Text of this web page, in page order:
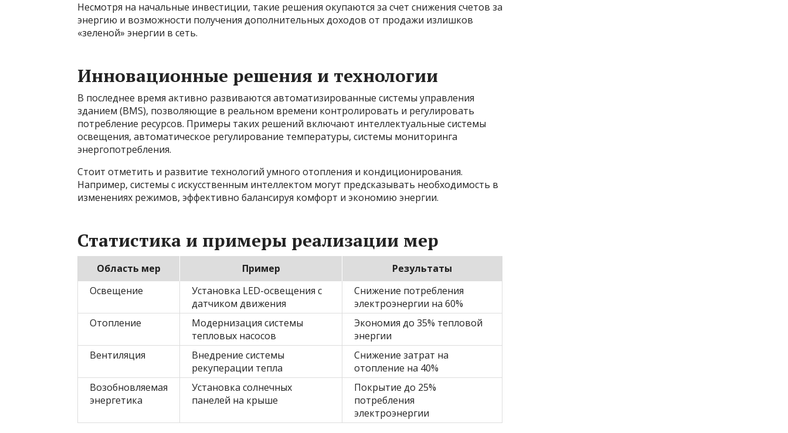
Несмотря на начальные инвестиции, такие решения окупаются за счет снижения счетов за
энергию и возможности получения дополнительных доходов от продажи излишков
«зеленой» энергии в сеть.
Инновационные решения и технологии
В последнее время активно развиваются автоматизированные системы управления
зданием (BMS), позволяющие в реальном времени контролировать и регулировать
потребление ресурсов. Примеры таких решений включают интеллектуальные системы
освещения, автоматическое регулирование температуры, системы мониторинга
энергопотребления.
Стоит отметить и развитие технологий умного отопления и кондиционирования.
Например, системы с искусственным интеллектом могут предсказывать необходимость в
изменениях режимов, эффективно балансируя комфорт и экономию энергии.
Статистика и примеры реализации мер
Область мер Пример
Результаты
Освещение
Установка LED-освещения с
датчиком движения
Снижение потребления
электроэнергии на 60%
Отопление
Модернизация системы
тепловых насосов
Экономия до 35% тепловой
энергии
Вентиляция
Внедрение системы
рекуперации тепла
Снижение затрат на
отопление на 40%
Возобновляемая
энергетика
Установка солнечных
панелей на крыше
Покрытие до 25%
потребления
электроэнергии